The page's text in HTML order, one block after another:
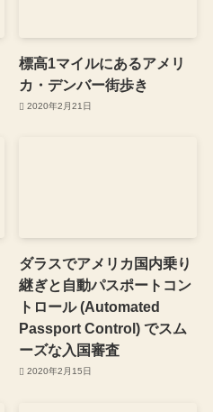
標高1マイルにあるアメリ
カ・デンバー街歩き
2020年2月21日
ダラスでアメリカ国内乗り
継ぎと自動パスポートコン
トロール (Automated
Passport Control) でスム
ーズな入国審査
2020年2月15日